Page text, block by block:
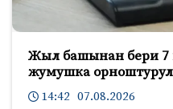
Жыл башынан бери
жумушка
14:42 07.08.2026